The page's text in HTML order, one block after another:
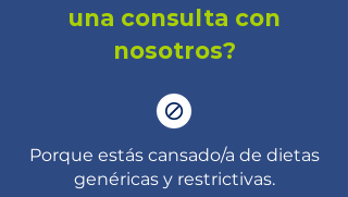
una consulta con
nosotros?
Porque estás cansado/a de dietas
genéricas y restrictivas.